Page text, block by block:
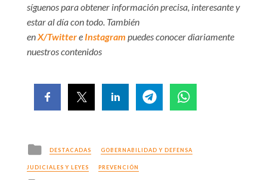
síguenos para obtener información precisa, interesante y
estar al día con todo. También
enX/Twittere Instagram puedes conocer diariamente
nuestros contenidos
Posted
in
DESTACADAS GOBERNABILIDAD Y DEFENSA
JUDICIALES Y LEYES PREVENCIÓN